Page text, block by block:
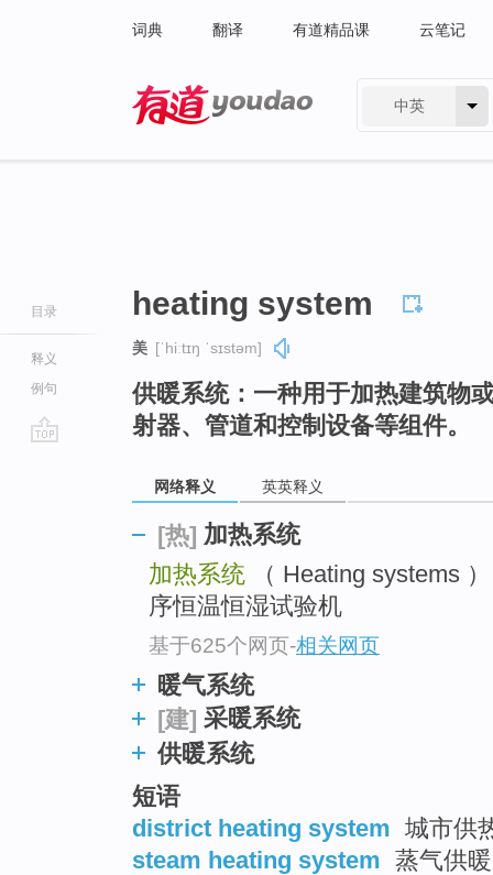
词典 翻译 有道精品课 云笔记
中英
目录
释义
例句
heating system
美 [ˈhiːtɪŋ ˈsɪstəm]
供暖系统：一种用于加热建筑物
射器、管道和控制设备等组件。
网络释义 英英释义
[热] 加热系统
加热系统 （ Heating systems
序恒温恒湿试验机
基于625个网页-相关网页
暖气系统
[建] 采暖系统
供暖系统
短语
district heating system 城市供
steam heating system 蒸气供